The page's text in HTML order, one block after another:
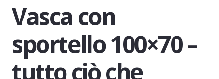
Vasca con
sportello 100×70 –
tutto ciò che